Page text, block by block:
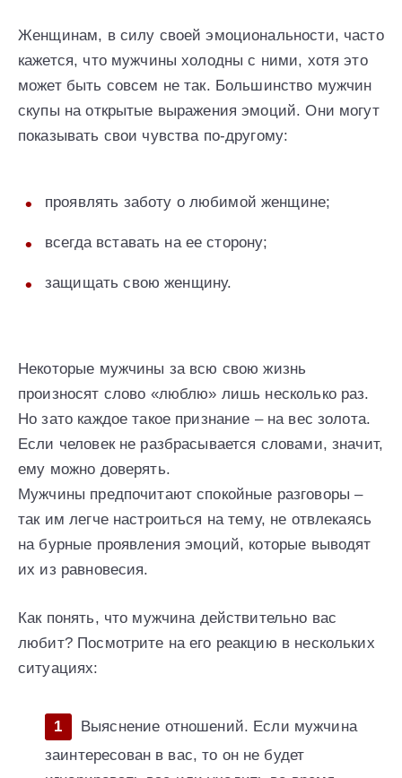
Женщинам, в силу своей эмоциональности, часто
кажется, что мужчины холодны с ними, хотя это
может быть совсем не так. Большинство мужчин
скупы на открытые выражения эмоций. Они могут
показывать свои чувства по-другому:
проявлять заботу о любимой женщине;
всегда вставать на ее сторону;
защищать свою женщину.
Некоторые мужчины за всю свою жизнь
произносят слово «люблю» лишь несколько раз.
Но зато каждое такое признание – на вес золота.
Если человек не разбрасывается словами, значит,
ему можно доверять.
Мужчины предпочитают спокойные разговоры –
так им легче настроиться на тему, не отвлекаясь
на бурные проявления эмоций, которые выводят
их из равновесия.
Как понять, что мужчина действительно вас
любит? Посмотрите на его реакцию в нескольких
ситуациях:
Выяснение отношений. Если мужчина
заинтересован в вас, то он не будет